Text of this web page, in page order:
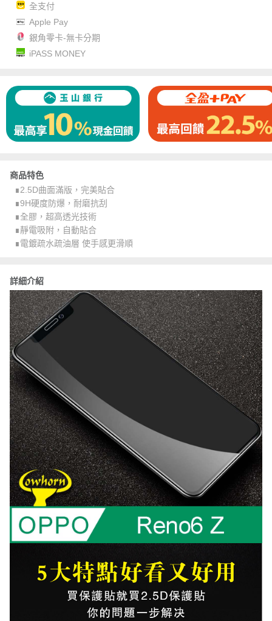
全支付
Apple Pay
銀角零卡-無卡分期
iPASS MONEY
商品特色
∎2.5D曲面滿版，完美貼合
∎9H硬度防爆，耐磨抗刮
∎全膠，超高透光技術
∎靜電吸附，自動貼合
∎電鍍疏水疏油層 使手感更滑順
詳細介紹